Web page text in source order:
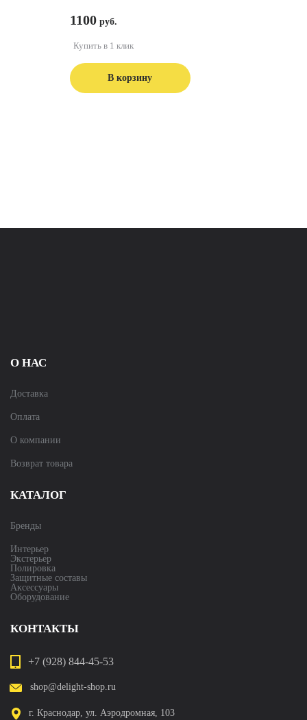
1100
В корзину
Купить в 1 клик
О НАС
Доставка
Оплата
О компании
Возврат товара
КАТАЛОГ
Бренды
Интерьер
Экстерьер
Полировка
Защитные составы
Аксессуары
Оборудование
КОНТАКТЫ
+7 (928) 844-45-53
shop@delight-shop.ru
г. Краснодар, ул. Аэродромная, 103